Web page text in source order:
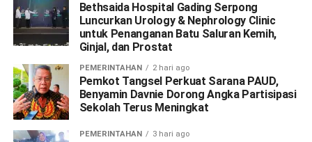
Bethsaida Hospital Gading Serpong
Luncurkan Urology & Nephrology Clinic
untuk Penanganan Batu Saluran Kemih,
Ginjal, dan Prostat
PEMERINTAHAN 2 hari ago
Pemkot Tangsel Perkuat Sarana PAUD,
Benyamin Davnie Dorong Angka Partisipasi
Sekolah Terus Meningkat
PEMERINTAHAN 3 hari ago